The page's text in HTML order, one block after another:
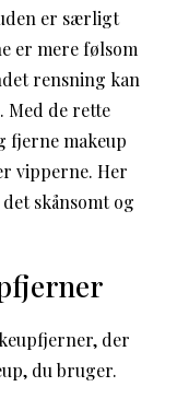
er særligt
er mere følsom
rensning kan
de rette
fjerne makeup
vipperne. Her
skånsomt og
der
du bruger.